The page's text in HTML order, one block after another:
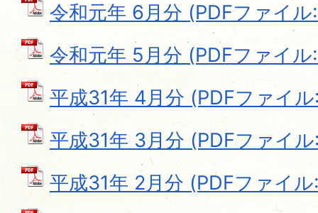
令和元年 6月分 (PDFファイ
令和元年 5月分 (PDFファイ
平成31年 4月分 (PDFファイ
平成31年 3月分 (PDFファイ
平成31年 2月分 (PDFファイ